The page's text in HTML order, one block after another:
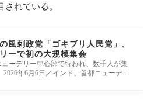
れている。
風刺政党「ゴキブリ人民党」、
ーで初の大規模集会
ーデリー中心部で行われ、数千人が集
2026年6月6日／インド、首都ニューデリ